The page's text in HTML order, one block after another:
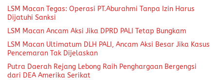
LSM Macan Tegas: Operasi PT.Aburahmi Tanpa Izin Harus
Dijatuhi Sanksi
LSM Macan Ancam Aksi Jika DPRD PALI Tetap Bungkam
LSM Macan Ultimatum DLH PALI, Ancam Aksi Besar Jika Kasus
Pencemaran Tak Dijelaskan
Putra Daerah Rejang Lebong Raih Penghargaan Bergengsi
dari DEA Amerika Serikat